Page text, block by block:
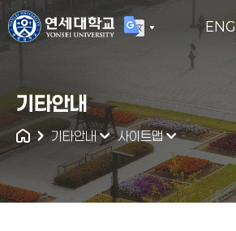
ENG
연세대학교
통합검색
기타안내
기타안내 사이트맵